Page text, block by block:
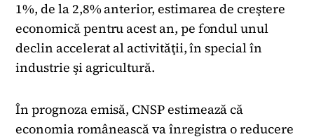
1%, de la 2,8% anterior, estimarea de creştere
economică pentru acest an, pe fondul unul
declin accelerat al activităţii, în special în
industrie şi agricultură.
În prognoza emisă, CNSP estimează că
economia românească va înregistra o reducere